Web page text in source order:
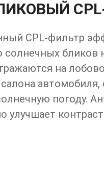
CPL-фильтр
солнечных бликов
на
автомобиля,
погоду.
улучшает